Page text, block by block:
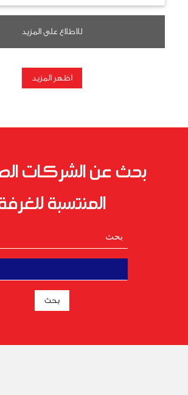
للاطلاع على المزيد
اظهر المزيد
بحث عن الشركات
المنتسبة